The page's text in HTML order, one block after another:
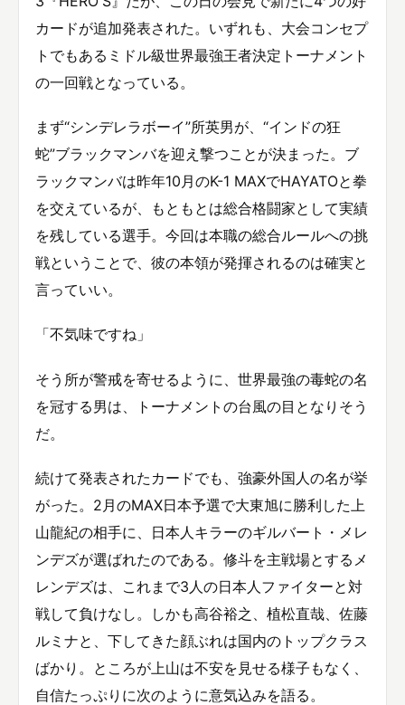
カードが追加発表された。いずれも、大会コンセプ
トでもあるミドル級世界最強王者決定トーナメント
の一回戦となっている。
まず“シンデレラボーイ”所英男が、“インドの狂
蛇”ブラックマンバを迎え撃つことが決まった。ブ
ラックマンバは昨年10月のK-1 MAXでHAYATOと拳
を交えているが、もともとは総合格闘家として実績
を残している選手。今回は本職の総合ルールへの挑
戦ということで、彼の本領が発揮されるのは確実と
言っていい。
「不気味ですね」
そう所が警戒を寄せるように、世界最強の毒蛇の名
を冠する男は、トーナメントの台風の目となりそう
だ。
続けて発表されたカードでも、強豪外国人の名が挙
がった。2月のMAX日本予選で大東旭に勝利した上
山龍紀の相手に、日本人キラーのギルバート・メレ
ンデズが選ばれたのである。修斗を主戦場とするメ
レンデズは、これまで3人の日本人ファイターと対
戦して負けなし。しかも高谷裕之、植松直哉、佐藤
ルミナと、下してきた顔ぶれは国内のトップクラス
ばかり。ところが上山は不安を見せる様子もなく、
自信たっぷりに次のように意気込みを語る。